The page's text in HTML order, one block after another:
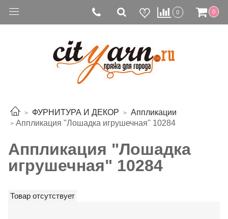
0 0 0
ФУРНИТУРА И ДЕКОР
Аппликации
Аппликация "Лошадка игрушечная" 10284
Аппликация "Лошадка
игрушечная" 10284
Товар отсутствует